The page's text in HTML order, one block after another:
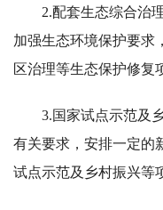
2.配套生态综合治
加强生态环境保护要求
区治理等生态保护修复
3.国家试点示范及
有关要求，安排一定的
试点示范及乡村振兴等